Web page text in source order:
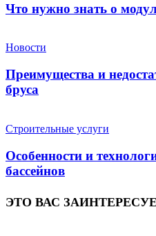
Что нужно знать о
Новости
Преимущества и
бруса
Строительные услуги
Особенности и
бассейнов
ЭТО ВАС